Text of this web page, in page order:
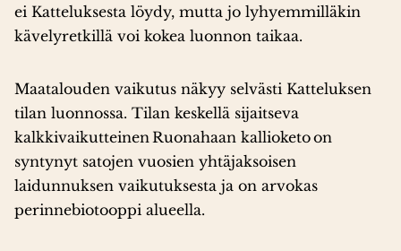
ei Katteluksesta löydy, mutta jo lyhyemmilläkin
kävelyretkillä voi kokea luonnon taikaa.
Maatalouden vaikutus näkyy selvästi Katteluksen
tilan luonnossa. Tilan keskellä sijaitseva
kalkkivaikutteinen Ruonahaan kallioketo on
syntynyt satojen vuosien yhtäjaksoisen
laidunnuksen vaikutuksesta ja on arvokas
perinnebiotooppi alueella.